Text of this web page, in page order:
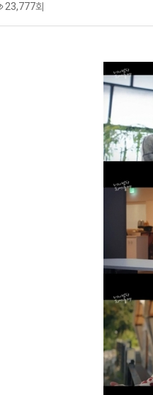
23,777회